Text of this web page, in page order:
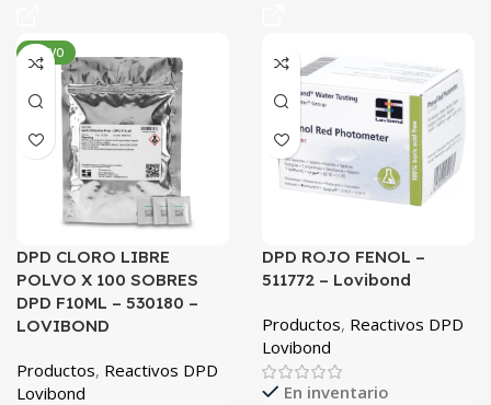
NUEVO
DPD CLORO LIBRE
POLVO X 100 SOBRES
DPD F10ML – 530180 –
LOVIBOND
Productos, Reactivos DPD
Lovibond
DPD ROJO FENOL​ –
511772 – Lovibond
Productos, Reactivos DPD
Lovibond
En inventario